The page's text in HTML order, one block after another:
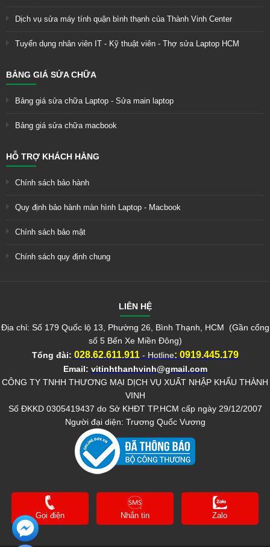
Dịch vụ sửa máy tính quận bình thạnh của Thành Vinh Center
Tuyển dụng nhân viên IT - Kỹ thuật viên - Thợ sửa Laptop HCM
BẢNG GIÁ SỬA CHỮA
Bảng giá sửa chữa Laptop - Sửa main laptop
Bảng giá sửa chữa macbook
HỖ TRỢ KHÁCH HÀNG
Chính sách bảo hành
Quy định bảo hành màn hình Laptop - Macbook
Chính sách bảo mật
Chính sách quy định chung
LIÊN HỆ
Địa chỉ: Số 179 Quốc lộ 13, Phường 26, Bình Thạnh, HCM (Gần cổng
số 5 Bến Xe Miền Đông)
Tổng đài: 028.62.611.911 - Hotline: 0919.445.179
Email: vitinhthanhvinh@gmail.com
CÔNG TY TNHH THƯƠNG MẠI DỊCH VỤ XUẤT NHẬP KHẨU THÀNH
VINH
Số ĐKKD 0305419437 do Sở KHĐT TP.HCM cấp ngày 29/12/2007
Người đại diện: Trương Quốc Vương
Gọi điện Nhắn tin Zalo